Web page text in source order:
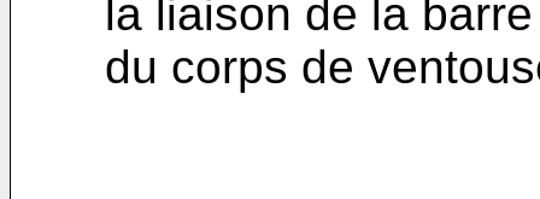
la liaison de la
du corps de